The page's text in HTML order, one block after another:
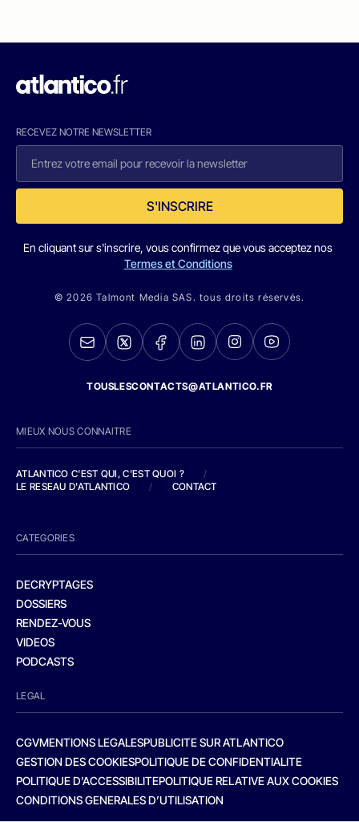
RECEVEZ NOTRE NEWSLETTER
S'INSCRIRE
En cliquant sur s'inscrire, vous confirmez que vous acceptez nos
Termes et Conditions
© 2026 Talmont Media SAS. tous droits réservés.
TOUSLESCONTACTS@ATLANTICO.FR
MIEUX NOUS CONNAITRE
ATLANTICO C'EST QUI, C'EST QUOI ?
/
LE RESEAU D'ATLANTICO
/ CONTACT
CATEGORIES
DECRYPTAGES
DOSSIERS
RENDEZ-VOUS
VIDEOS
PODCASTS
LEGAL
CGVMENTIONS LEGALESPUBLICITE SUR ATLANTICO
GESTION DES COOKIESPOLITIQUE DE CONFIDENTIALITE
POLITIQUE D’ACCESSIBILITEPOLITIQUE RELATIVE AUX COOKIES
CONDITIONS GENERALES D’UTILISATION